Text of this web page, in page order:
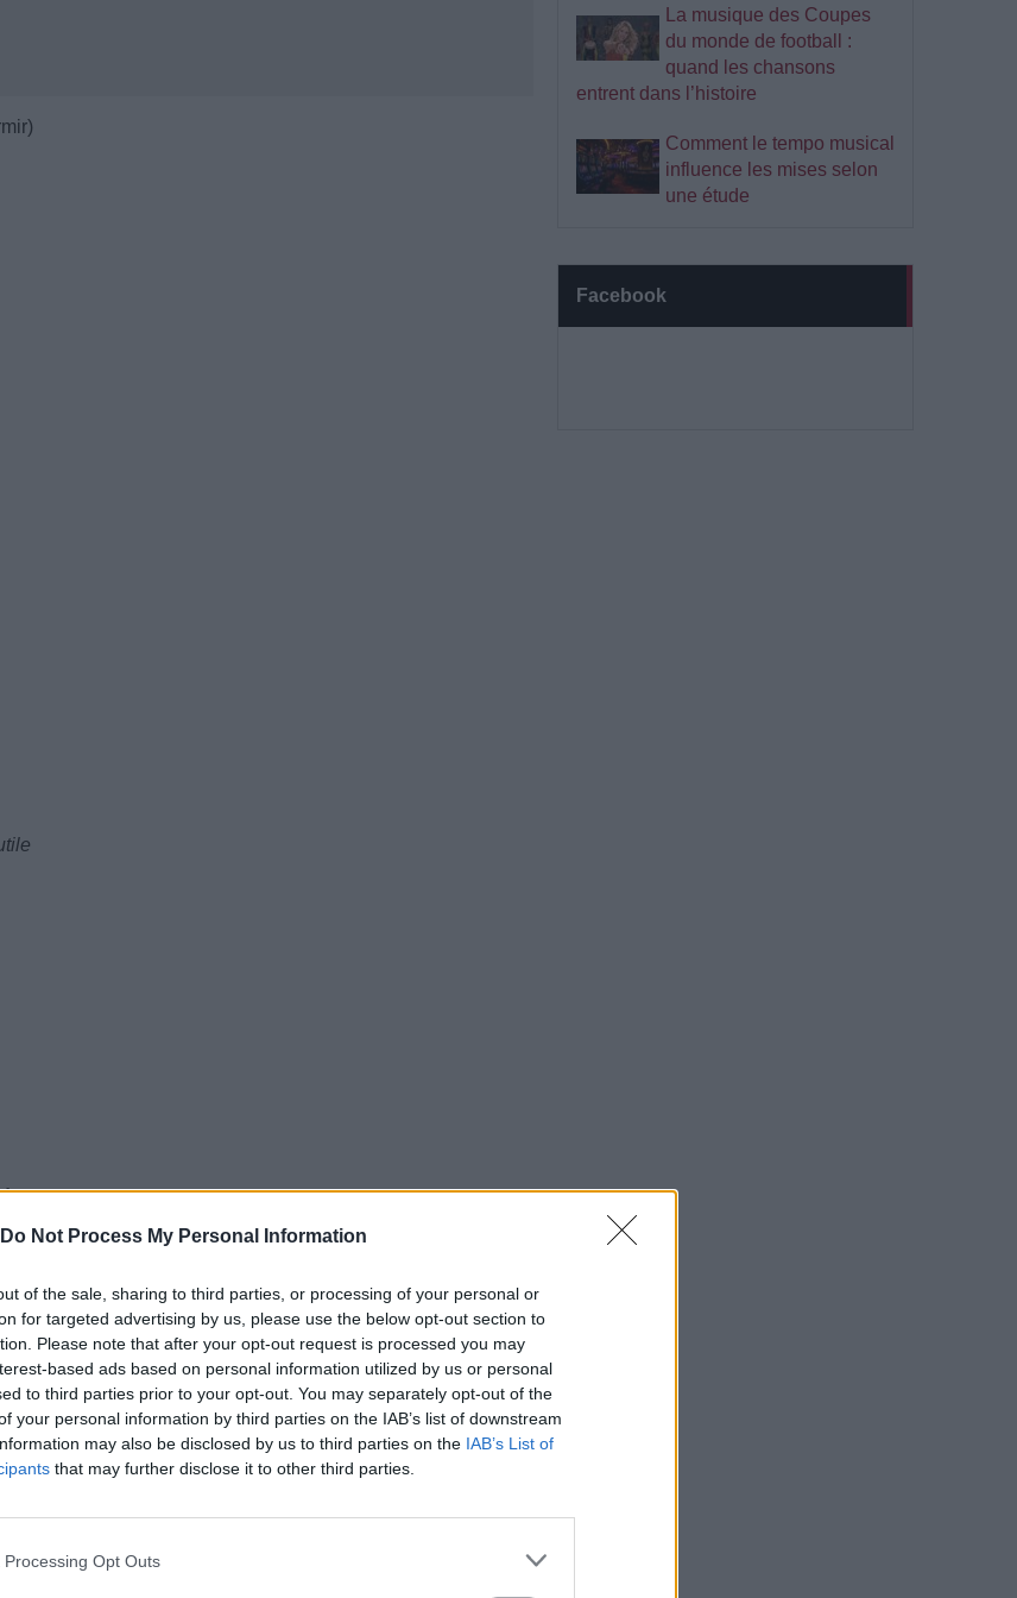
Do Not Process My Personal Information
of the sale, sharing to third parties, or processing of your personal or
for targeted advertising by us, please use the below opt-out section to
Please note that after your opt-out request is processed you may
based ads based on personal information utilized by us or personal
to third parties prior to your opt-out. You may separately opt-out of the
your personal information by third parties on the IAB’s list of downstream
may also be disclosed by us to third parties on the IAB’s List of
that may further disclose it to other third parties.
Opt Outs
La musique des Coupes
du monde de football :
quand les chansons
entrent dans l’histoire
Comment le tempo musical
influence les mises selon
une étude
Facebook